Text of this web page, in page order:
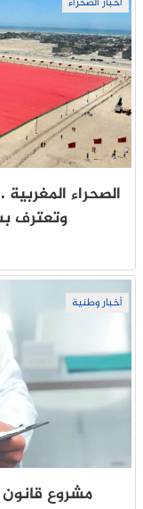
الصحراء
وتعترف
أخبار وطنية
مشروع قانون